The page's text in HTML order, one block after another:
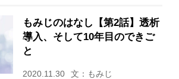
もみじのはなし【第2話】透析
導入、そして10年目のできご
と
2020.11.30 文：もみじ